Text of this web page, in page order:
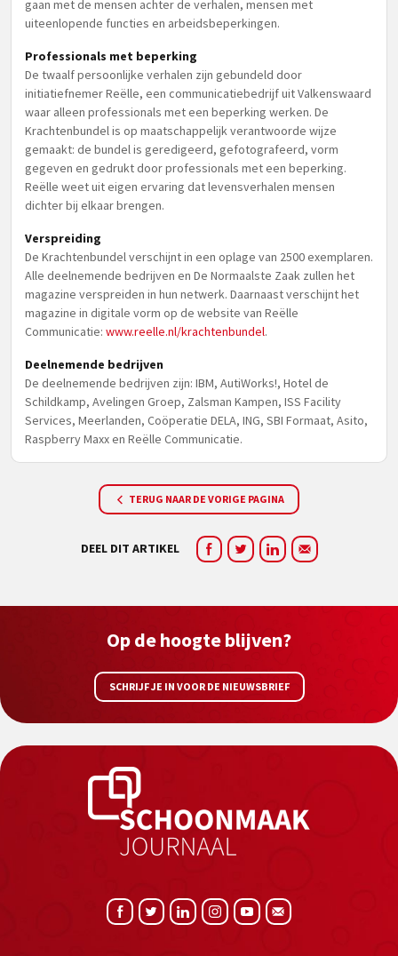
gaan met de mensen achter de verhalen, mensen met
uiteenlopende functies en arbeidsbeperkingen.
Professionals met beperking
De twaalf persoonlijke verhalen zijn gebundeld door
initiatiefnemer Reëlle, een communicatiebedrijf uit Valkenswaard
waar alleen professionals met een beperking werken. De
Krachtenbundel is op maatschappelijk verantwoorde wijze
gemaakt: de bundel is geredigeerd, gefotografeerd, vorm
gegeven en gedrukt door professionals met een beperking.
Reëlle weet uit eigen ervaring dat levensverhalen mensen
dichter bij elkaar brengen.
Verspreiding
De Krachtenbundel verschijnt in een oplage van 2500 exemplaren.
Alle deelnemende bedrijven en De Normaalste Zaak zullen het
magazine verspreiden in hun netwerk. Daarnaast verschijnt het
magazine in digitale vorm op de website van Reëlle
Communicatie: www.reelle.nl/krachtenbundel.
Deelnemende bedrijven
De deelnemende bedrijven zijn: IBM, AutiWorks!, Hotel de
Schildkamp, Avelingen Groep, Zalsman Kampen, ISS Facility
Services, Meerlanden, Coöperatie DELA, ING, SBI Formaat, Asito,
Raspberry Maxx en Reëlle Communicatie.
TERUG NAAR DE VORIGE PAGINA
DEEL DIT ARTIKEL
Op de hoogte blijven?
SCHRIJF JE IN VOOR DE NIEUWSBRIEF